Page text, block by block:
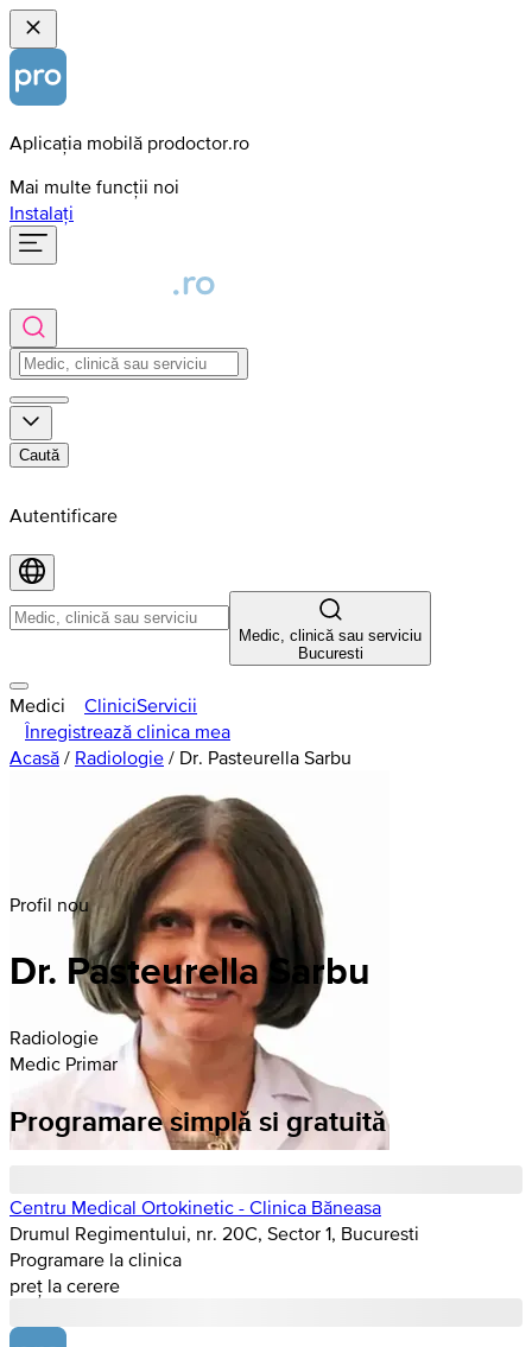
Aplicația mobilă prodoctor.ro
Mai multe funcții noi
Instalați
Caută
Autentificare
Medic, clinică sau serviciu
Bucuresti
Medici CliniciServicii
Înregistrează clinica mea
Acasă / Radiologie / Dr. Pasteurella Sarbu
Profil nou
Dr. Pasteurella Sarbu
Radiologie
Medic Primar
Programare simplă si gratuită
Centru Medical Ortokinetic - Clinica Băneasa
Drumul Regimentului, nr. 20C, Sector 1, Bucuresti
Programare la clinica
preț la cerere